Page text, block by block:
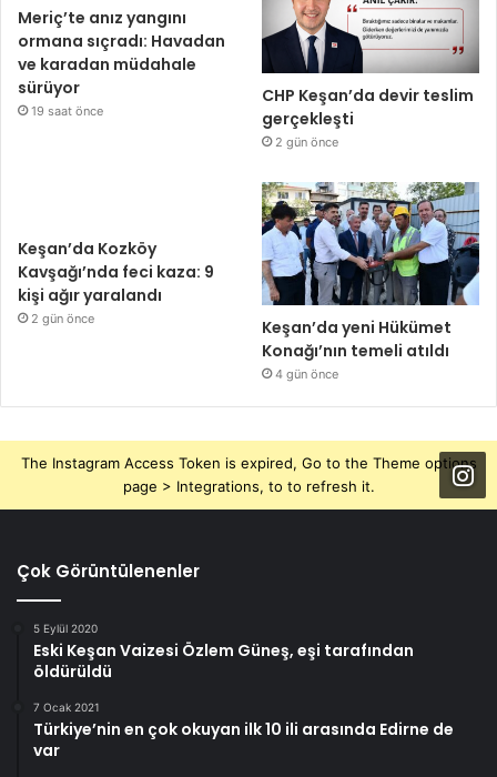
Meriç’te anız yangını
ormana sıçradı: Havadan
ve karadan müdahale
sürüyor
19 saat önce
CHP Keşan’da devir teslim
gerçekleşti
2 gün önce
Keşan’da Kozköy
Kavşağı’nda feci kaza: 9
kişi ağır yaralandı
2 gün önce
Keşan’da yeni Hükümet
Konağı’nın temeli atıldı
4 gün önce
The Instagram Access Token is expired, Go to the Theme options
page > Integrations, to to refresh it.
Çok Görüntülenenler
5 Eylül 2020
Eski Keşan Vaizesi Özlem Güneş, eşi tarafından
öldürüldü
7 Ocak 2021
Türkiye’nin en çok okuyan ilk 10 ili arasında Edirne de
var